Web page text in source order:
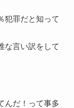
犯罪だと知って
な言い訳をして
んだ！って事多